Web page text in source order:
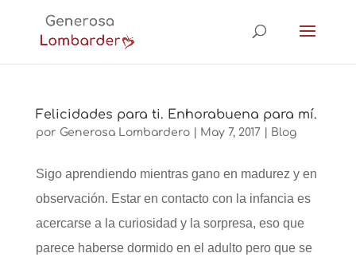
Felicidades para ti. Enhorabuena para mí.
por Generosa Lombardero| May 7, 2017 Blog
Sigo aprendiendo mientras gano en madurez y en
observación. Estar en contacto con la infancia es
acercarse a la curiosidad y la sorpresa, eso que
parece haberse dormido en el adulto pero que se